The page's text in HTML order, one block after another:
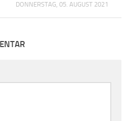
DONNERSTAG, 05. AUGUST 2021